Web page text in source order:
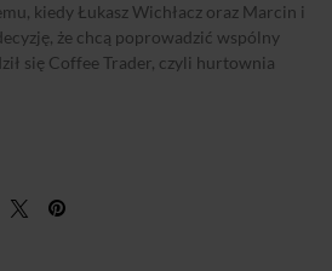
kiedy Łukasz Wichłacz oraz Marcin i
że chcą poprowadzić wspólny
się Coffee Trader, czyli hurtownia